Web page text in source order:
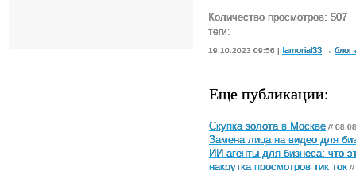
Количество просмотров: 507
теги:
19.10.2023 09:56 | Iamorial33 → блог
Еще публикации:
Скупка золота в Москве //
Замена лица на видео для
ИИ-агенты для бизнеса: что
накрутка просмотров тик ток //